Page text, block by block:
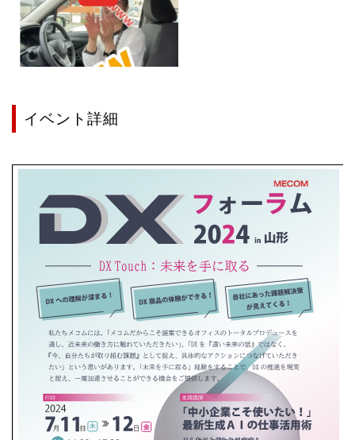
イベント詳細